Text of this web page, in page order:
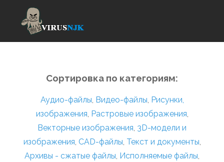
Сортировка по категориям:
Аудио-файлы, Видео-файлы, Рисунки,
изображения, Растровые изображения,
Векторные изображения, 3D-модели и
изображения, CAD-файлы, Текст и документы,
Архивы - сжатые файлы, Исполняемые файлы,